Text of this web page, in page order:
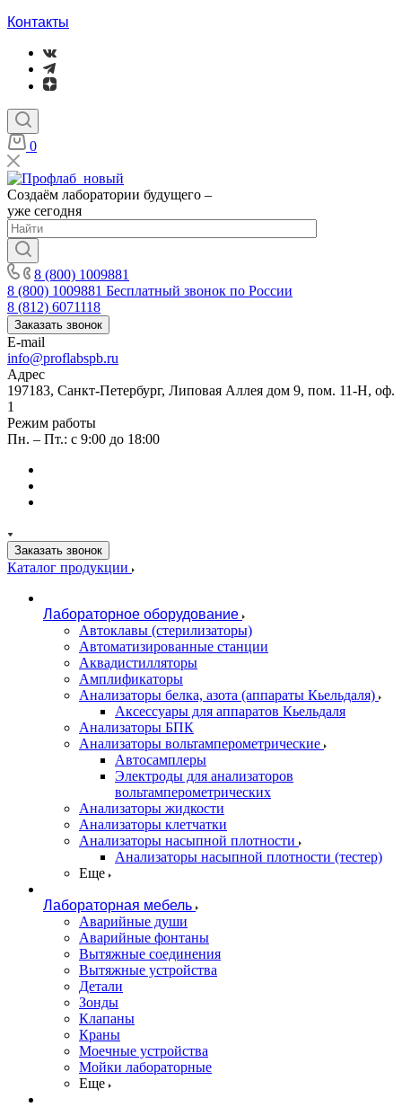
Контакты
0
Создаём лаборатории будущего –
уже сегодня
8 (800) 1009881
8 (800) 1009881 Бесплатный звонок по России
8 (812) 6071118
Заказать звонок
E-mail
info@proflabspb.ru
Адрес
197183, Санкт-Петербург, Липовая Аллея дом 9, пом. 11-Н, оф.
1
Режим работы
Пн. – Пт.: с 9:00 до 18:00
Заказать звонок
Каталог продукции
Лабораторное оборудование
Автоклавы (стерилизаторы)
Автоматизированные станции
Аквадистилляторы
Амплификаторы
Анализаторы белка, азота (аппараты Кьельдаля)
Аксессуары для аппаратов Кьельдаля
Анализаторы БПК
Анализаторы вольтамперометрические
Автосамплеры
Электроды для анализаторов
вольтамперометрических
Анализаторы жидкости
Анализаторы клетчатки
Анализаторы насыпной плотности
Анализаторы насыпной плотности (тестер)
Еще
Лабораторная мебель
Аварийные души
Аварийные фонтаны
Вытяжные соединения
Вытяжные устройства
Детали
Зонды
Клапаны
Краны
Моечные устройства
Мойки лабораторные
Еще